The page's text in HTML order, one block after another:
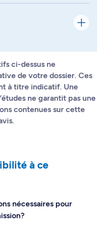
ci-dessus ne
de votre dossier. Ces
à titre indicatif. Une
ne garantit pas une
contenues sur cette
à ce
nécessaires pour